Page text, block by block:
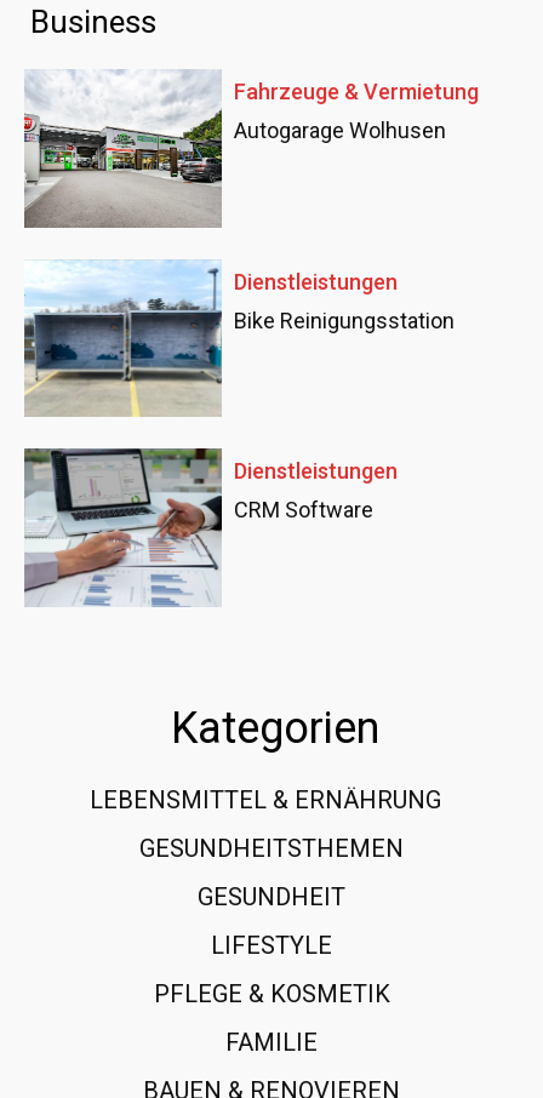
Business
Fahrzeuge & Vermietung
Autogarage Wolhusen
Dienstleistungen
Bike Reinigungsstation
Dienstleistungen
CRM Software
Kategorien
LEBENSMITTEL & ERNÄHRUNG
GESUNDHEITSTHEMEN
GESUNDHEIT
LIFESTYLE
PFLEGE & KOSMETIK
FAMILIE
BAUEN & RENOVIEREN